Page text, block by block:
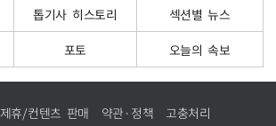
톱기사 히스토리
섹션별 뉴스
포토 오늘의 속보
제휴/컨텐츠 판매 약관·정책 고충처리